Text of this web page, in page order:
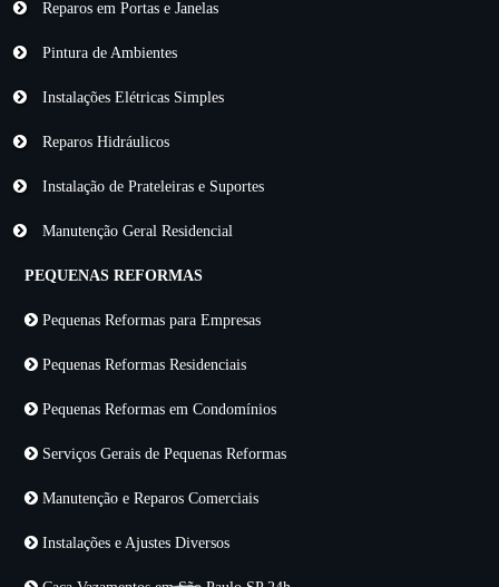
Reparos em Portas e Janelas
Pintura de Ambientes
Instalações Elétricas Simples
Reparos Hidráulicos
Instalação de Prateleiras e Suportes
Manutenção Geral Residencial
PEQUENAS REFORMAS
Pequenas Reformas para Empresas
Pequenas Reformas Residenciais
Pequenas Reformas em Condomínios
Serviços Gerais de Pequenas Reformas
Manutenção e Reparos Comerciais
Instalações e Ajustes Diversos